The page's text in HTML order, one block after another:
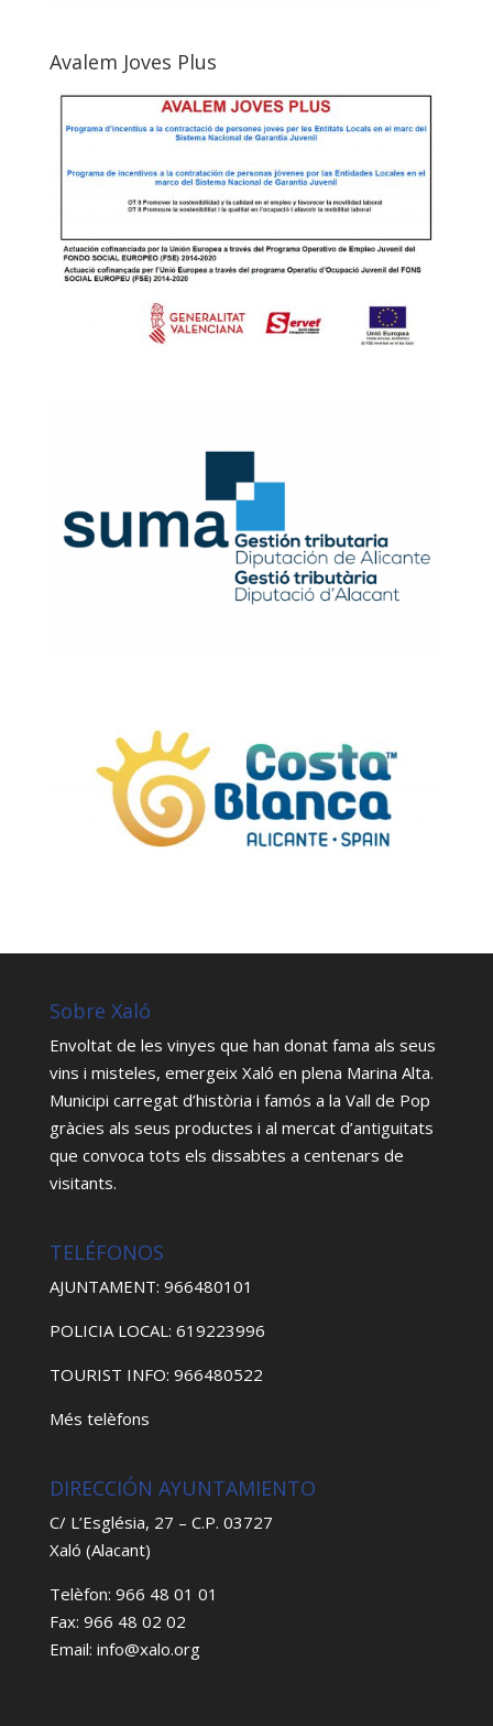
Avalem Joves Plus
Sobre Xaló
Envoltat de les vinyes que han donat fama als seus
vins i misteles, emergeix Xaló en plena Marina Alta.
Municipi carregat d’història i famós a la Vall de Pop
gràcies als seus productes i al mercat d’antiguitats
que convoca tots els dissabtes a centenars de
visitants.
TELÉFONOS
AJUNTAMENT: 966480101
POLICIA LOCAL: 619223996
TOURIST INFO: 966480522
Més telèfons
DIRECCIÓN AYUNTAMIENTO
C/ L’Església, 27 – C.P. 03727
Xaló (Alacant)
Telèfon: 966 48 01 01
Fax: 966 48 02 02
Email: info@xalo.org